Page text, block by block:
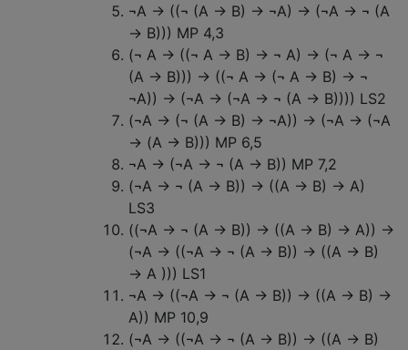
¬A → ((¬ (A → B) → ¬A) → (¬A → ¬ (A
→ B))) MP 4,3
(¬ A → ((¬ A → B) → ¬ A) → (¬ A → ¬
(A → B))) → ((¬ A → (¬ A → B) → ¬
¬A)) → (¬A → (¬A → ¬ (A → B)))) LS2
(¬A → (¬ (A → B) → ¬A)) → (¬A → (¬A
→ (A → B))) MP 6,5
¬A → (¬A → ¬ (A → B)) MP 7,2
(¬A → ¬ (A → B)) → ((A → B) → A)
LS3
((¬A → ¬ (A → B)) → ((A → B) → A)) →
(¬A → ((¬A → ¬ (A → B)) → ((A → B)
→ A ))) LS1
¬A → ((¬A → ¬ (A → B)) → ((A → B) →
A)) MP 10,9
(¬A → ((¬A → ¬ (A → B)) → ((A → B)